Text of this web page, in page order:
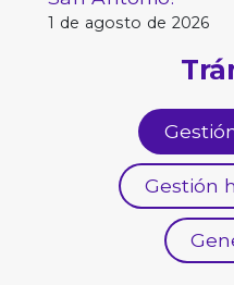
1 de agosto de 2026
Gestión